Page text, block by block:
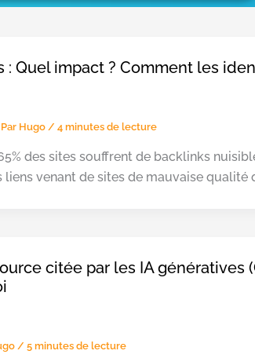
: Quel impact ? Comment les
Hugo / 4 minutes de lecture
des sites souffrent de backlinks
venant de sites de mauvaise qualité
citée par les IA génératives
/ 5 minutes de lecture